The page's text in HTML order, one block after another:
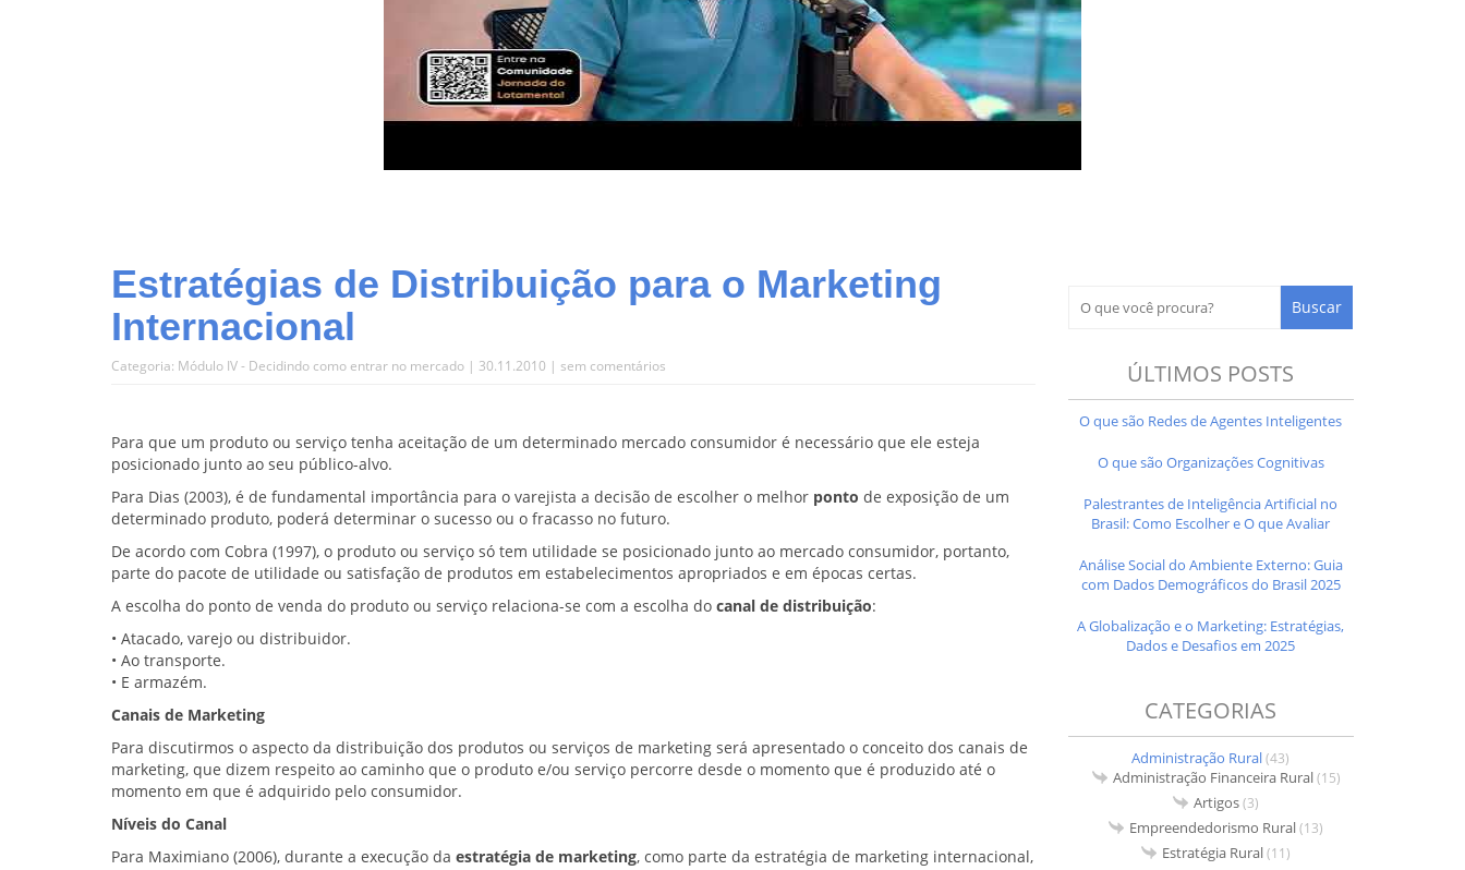
Estratégias de Distribuição para o Marketing
Internacional
Categoria: Módulo IV - Decidindo como entrar no mercado | 30.11.2010 | sem comentários
Para que um produto ou serviço tenha aceitação de um determinado mercado consumidor é necessário que ele esteja
posicionado junto ao seu público-alvo.
Para Dias (2003), é de fundamental importância para o varejista a decisão de escolher o melhor ponto de exposição de um
determinado produto, poderá determinar o sucesso ou o fracasso no futuro.
De acordo com Cobra (1997), o produto ou serviço só tem utilidade se posicionado junto ao mercado consumidor, portanto,
parte do pacote de utilidade ou satisfação de produtos em estabelecimentos apropriados e em épocas certas.
A escolha do ponto de venda do produto ou serviço relaciona-se com a escolha do canal de distribuição:
• Atacado, varejo ou distribuidor.
• Ao transporte.
• E armazém.
Canais de Marketing
Para discutirmos o aspecto da distribuição dos produtos ou serviços de marketing será apresentado o conceito dos canais de
marketing, que dizem respeito ao caminho que o produto e/ou serviço percorre desde o momento que é produzido até o
momento em que é adquirido pelo consumidor.
Níveis do Canal
Para Maximiano (2006), durante a execução da estratégia de marketing, como parte da estratégia de marketing internacional,
ÚLTIMOS POSTS
O que são Redes de Agentes Inteligentes
O que são Organizações Cognitivas
Palestrantes de Inteligência Artificial no
Brasil: Como Escolher e O que Avaliar
Análise Social do Ambiente Externo: Guia
com Dados Demográficos do Brasil 2025
A Globalização e o Marketing: Estratégias,
Dados e Desafios em 2025
CATEGORIAS
Administração Rural(43)
Administração Financeira Rural(15)
Artigos(3)
Empreendedorismo Rural(13)
Estratégia Rural(11)